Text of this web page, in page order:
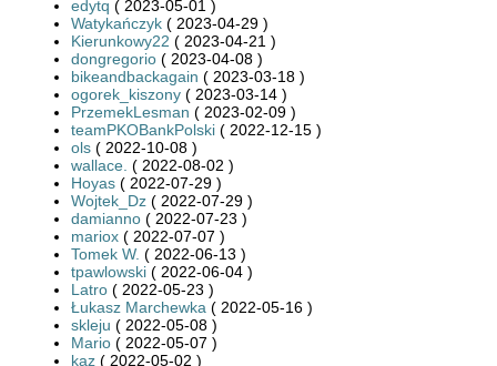
edytq ( 2023-05-01 )
Watykańczyk ( 2023-04-29 )
Kierunkowy22 ( 2023-04-21 )
dongregorio ( 2023-04-08 )
bikeandbackagain ( 2023-03-18 )
ogorek_kiszony ( 2023-03-14 )
PrzemekLesman ( 2023-02-09 )
teamPKOBankPolski ( 2022-12-15 )
ols ( 2022-10-08 )
wallace. ( 2022-08-02 )
Hoyas ( 2022-07-29 )
Wojtek_Dz ( 2022-07-29 )
damianno ( 2022-07-23 )
mariox ( 2022-07-07 )
Tomek W. ( 2022-06-13 )
tpawlowski ( 2022-06-04 )
Latro ( 2022-05-23 )
Łukasz Marchewka ( 2022-05-16 )
skleju ( 2022-05-08 )
Mario ( 2022-05-07 )
kaz ( 2022-05-02 )